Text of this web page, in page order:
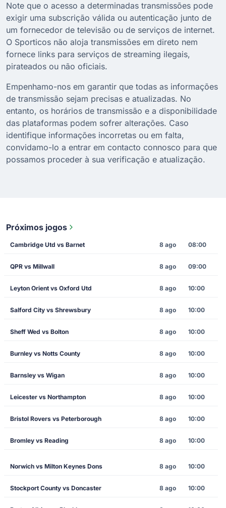
Note que o acesso a determinadas transmissões pode
exigir uma subscrição válida ou autenticação junto de
um fornecedor de televisão ou de serviços de internet.
O Sporticos não aloja transmissões em direto nem
fornece links para serviços de streaming ilegais,
pirateados ou não oficiais.
Empenhamo-nos em garantir que todas as informações
de transmissão sejam precisas e atualizadas. No
entanto, os horários de transmissão e a disponibilidade
das plataformas podem sofrer alterações. Caso
identifique informações incorretas ou em falta,
convidamo-lo a entrar em contacto connosco para que
possamos proceder à sua verificação e atualização.
Próximos jogos
Cambridge Utd vs Barnet 8 ago 08:00
QPR vs Millwall 8 ago 09:00
Leyton Orient vs Oxford Utd 8 ago 10:00
Salford City vs Shrewsbury 8 ago 10:00
Sheff Wed vs Bolton 8 ago 10:00
Burnley vs Notts County 8 ago 10:00
Barnsley vs Wigan 8 ago 10:00
Leicester vs Northampton 8 ago 10:00
Bristol Rovers vs Peterborough 8 ago 10:00
Bromley vs Reading 8 ago 10:00
Norwich vs Milton Keynes Dons 8 ago 10:00
Stockport County vs Doncaster 8 ago 10:00